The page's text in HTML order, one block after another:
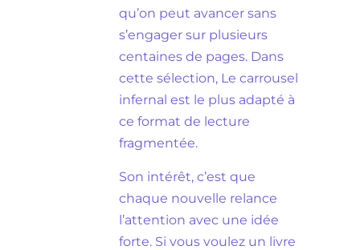
qu’on peut avancer sans
s’engager sur plusieurs
centaines de pages. Dans
cette sélection, Le carrousel
infernal est le plus adapté à
ce format de lecture
fragmentée.
Son intérêt, c’est que
chaque nouvelle relance
l’attention avec une idée
forte. Si vous voulez un livre